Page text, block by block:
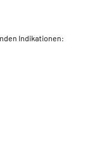
Indikationen: